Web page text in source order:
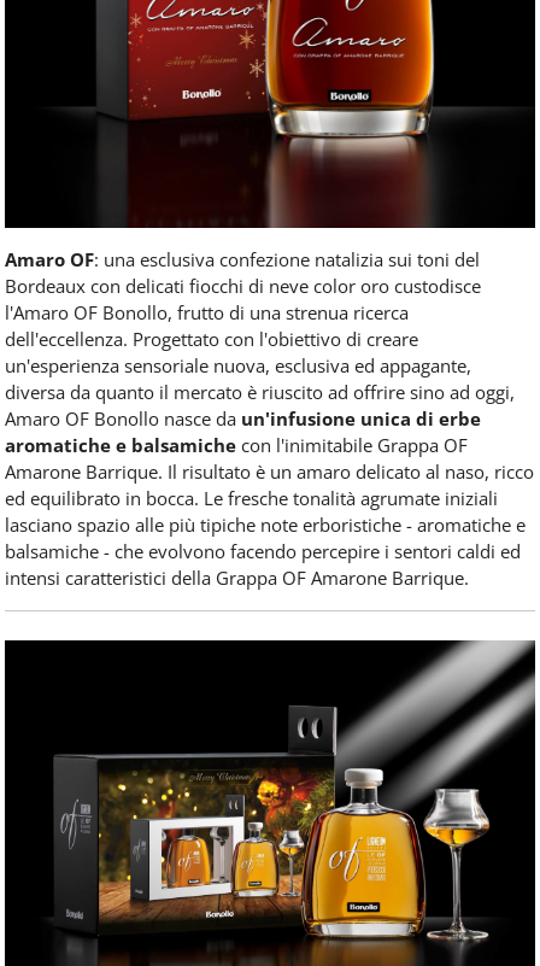
Amaro OF: una esclusiva confezione natalizia sui toni del
Bordeaux con delicati fiocchi di neve color oro custodisce
l'Amaro OF Bonollo, frutto di una strenua ricerca
dell'eccellenza. Progettato con l'obiettivo di creare
un'esperienza sensoriale nuova, esclusiva ed appagante,
diversa da quanto il mercato è riuscito ad offrire sino ad oggi,
Amaro OF Bonollo nasce da un'infusione unica di erbe
aromatiche e balsamiche con l'inimitabile Grappa OF
Amarone Barrique. Il risultato è un amaro delicato al naso, ricco
ed equilibrato in bocca. Le fresche tonalità agrumate iniziali
lasciano spazio alle più tipiche note erboristiche - aromatiche e
balsamiche - che evolvono facendo percepire i sentori caldi ed
intensi caratteristici della Grappa OF Amarone Barrique.